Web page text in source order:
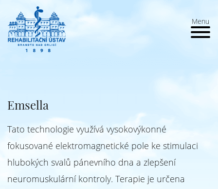
Menu
Emsella
Tato technologie využívá vysokovýkonné
fokusované elektromagnetické pole ke stimulaci
hlubokých svalů pánevního dna a zlepšení
neuromuskulární kontroly. Terapie je určena